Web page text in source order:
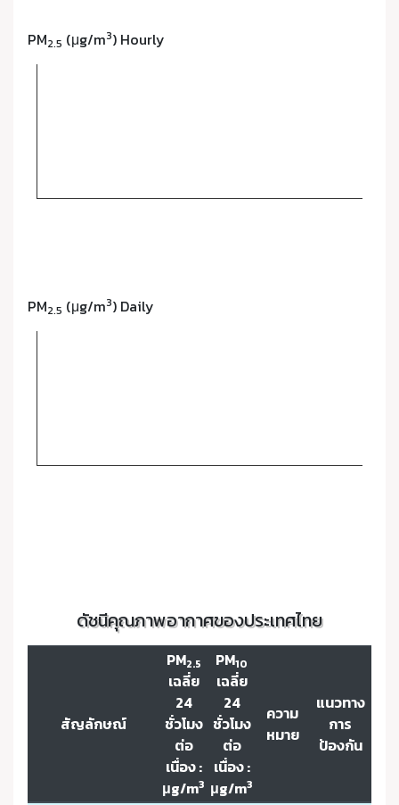
PM2.5 (μg/m3) Hourly
PM2.5 (μg/m3) Daily
ดัชนีคุณภาพอากาศของประเทศไทย
สัญลักษณ์
PM2.5
เฉลี่ย
24
ชั่วโมง
ต่อ
เนื่อง :
μg/m3
PM10
เฉลี่ย
24
ชั่วโมง
ต่อ
เนื่อง :
μg/m3
ความ
หมาย
แนวทาง
การ
ป้องกัน